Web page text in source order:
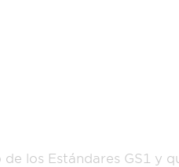
los Estándares GS1